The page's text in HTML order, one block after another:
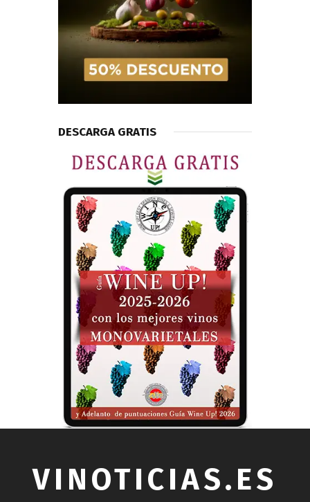
DESCARGA GRATIS
VINOTICIAS.ES